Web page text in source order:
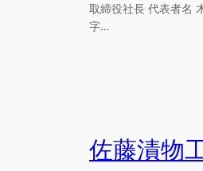
取締役社長 代表者名
字…
佐藤漬物